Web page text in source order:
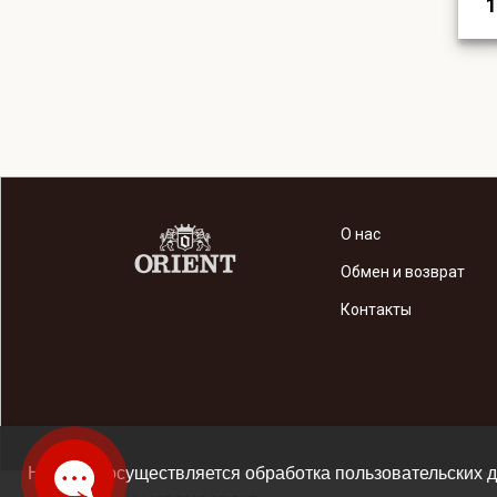
О нас
Обмен и возврат
Контакты
На сайте осуществляется обработка